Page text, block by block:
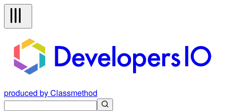
produced by Classmethod